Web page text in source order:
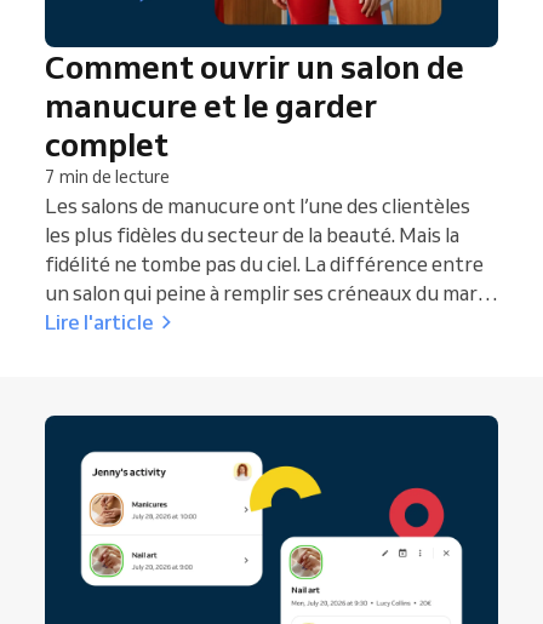
Comment ouvrir un salon de
manucure et le garder
complet
7 min de lecture
Les salons de manucure ont l’une des clientèles
les plus fidèles du secteur de la beauté. Mais la
fidélité ne tombe pas du ciel. La différence entre
un salon qui peine à remplir ses créneaux du mardi
et un autre complet deux semaines à l’avance, ce
leur donnez envie de revenir.
Lire l'article